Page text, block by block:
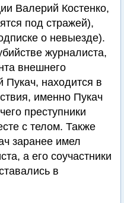
Валерий Костенко,
под стражей),
о невыезде).
журналиста,
внешнего
находится в
именно Пукач
преступники
с телом. Также
заранее имел
а его соучастники
в